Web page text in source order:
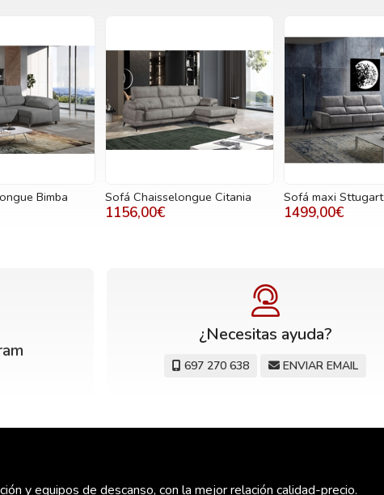
Bimba Sofá Chaisselongue Citania
1156,00€
Sofá maxi Sttugart
1499,00€
¿Necesitas ayuda?
697 270 638 ENVIAR EMAIL
y equipos de descanso, con la mejor relación calidad-precio.